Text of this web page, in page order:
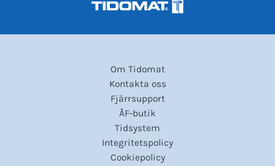
Om Tidomat
Kontakta oss
Fjärrsupport
ÅF-butik
Tidsystem
Integritetspolicy
Cookiepolicy